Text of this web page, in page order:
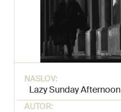
NASLOV:
Lazy Sunday Afternoon
AUTOR: